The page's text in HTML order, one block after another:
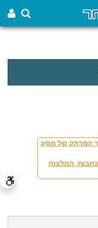
המרתק של מסע
כתבות, המלצות